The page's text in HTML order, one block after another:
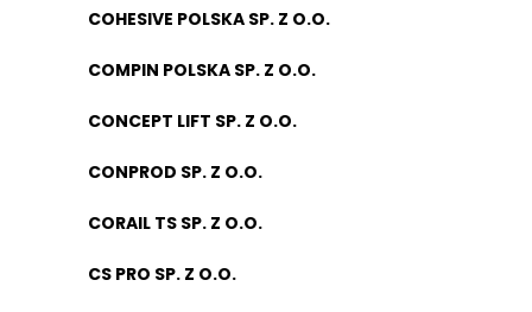
COHESIVE POLSKA SP. Z O.O.
COMPIN POLSKA SP. Z O.O.
CONCEPT LIFT SP. Z O.O.
CONPROD SP. Z O.O.
CORAIL TS SP. Z O.O.
CS PRO SP. Z O.O.